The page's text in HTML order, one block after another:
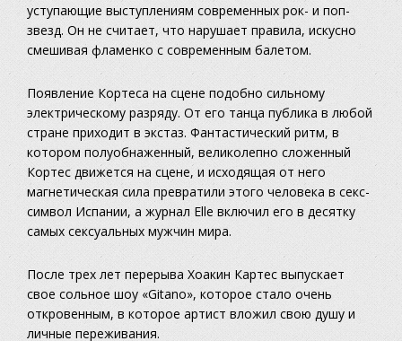
уступающие выступлениям современных рок- и поп-
звезд. Он не считает, что нарушает правила, искусно
смешивая фламенко с современным балетом.
Появление Кортеса на сцене подобно сильному
электрическому разряду. От его танца публика в любой
стране приходит в экстаз. Фантастический ритм, в
котором полуобнаженный, великолепно сложенный
Кортес движется на сцене, и исходящая от него
магнетическая сила превратили этого человека в секс-
символ Испании, а журнал Elle включил его в десятку
самых сексуальных мужчин мира.
После трех лет перерыва Хоакин Картес выпускает
свое сольное шоу «Gitano», которое стало очень
откровенным, в которое артист вложил свою душу и
личные переживания.